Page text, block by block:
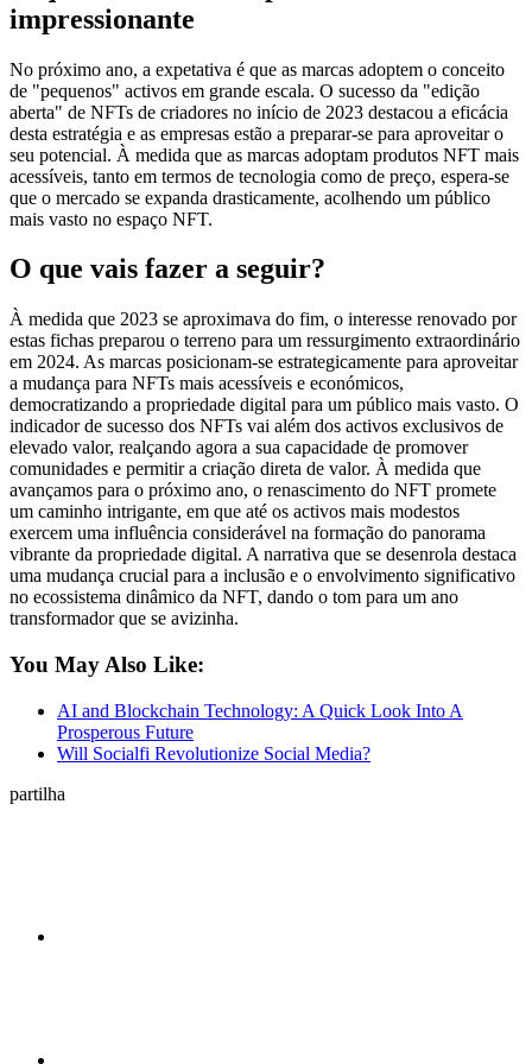
impressionante
No próximo ano, a expetativa é que as marcas adoptem o conceito
de "pequenos" activos em grande escala. O sucesso da "edição
aberta" de NFTs de criadores no início de 2023 destacou a eficácia
desta estratégia e as empresas estão a preparar-se para aproveitar o
seu potencial. À medida que as marcas adoptam produtos NFT mais
acessíveis, tanto em termos de tecnologia como de preço, espera-se
que o mercado se expanda drasticamente, acolhendo um público
mais vasto no espaço NFT.
O que vais fazer a seguir?
À medida que 2023 se aproximava do fim, o interesse renovado por
estas fichas preparou o terreno para um ressurgimento extraordinário
em 2024. As marcas posicionam-se estrategicamente para aproveitar
a mudança para NFTs mais acessíveis e económicos,
democratizando a propriedade digital para um público mais vasto. O
indicador de sucesso dos NFTs vai além dos activos exclusivos de
elevado valor, realçando agora a sua capacidade de promover
comunidades e permitir a criação direta de valor. À medida que
avançamos para o próximo ano, o renascimento do NFT promete
um caminho intrigante, em que até os activos mais modestos
exercem uma influência considerável na formação do panorama
vibrante da propriedade digital. A narrativa que se desenrola destaca
uma mudança crucial para a inclusão e o envolvimento significativo
no ecossistema dinâmico da NFT, dando o tom para um ano
transformador que se avizinha.
You May Also Like:
AI and Blockchain Technology: A Quick Look Into A
Prosperous Future
Will Socialfi Revolutionize Social Media?
partilha